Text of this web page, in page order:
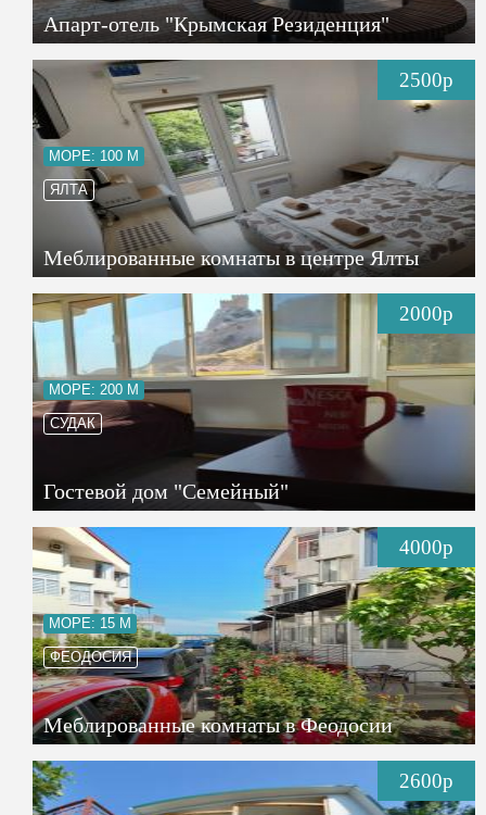
Апарт-отель "Крымская Резиденция"
2500р
МОРЕ: 100 М
ЯЛТА
Меблированные комнаты в центре Ялты
2000р
МОРЕ: 200 М
СУДАК
Гостевой дом "Семейный"
4000р
МОРЕ: 15 М
ФЕОДОСИЯ
Меблированные комнаты в Феодосии
2600р